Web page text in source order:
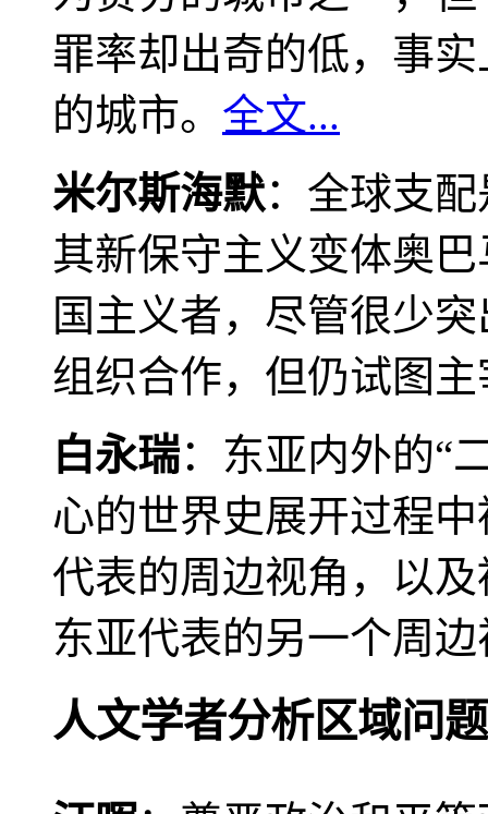
罪率却出奇的低，事
的城市。 全文...
米尔斯海默：全球支
其新保守主义变体奥
国主义者，尽管很少
组织合作，但仍试图
白永瑞：东亚内外的“
心的世界史展开过程
代表的周边视角，以
东亚代表的另一个周
人文学者分析区域问题